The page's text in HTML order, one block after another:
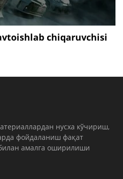
chiqaruvchisi
нусха кўчириш,
фойдаланиш фақат
амалга оширилиши